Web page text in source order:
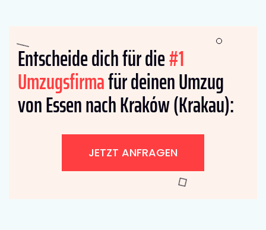
Entscheide dich für die#1
Umzugsfirmafür deinen Umzug
von Essen nach Kraków (Krakau):
JETZT ANFRAGEN